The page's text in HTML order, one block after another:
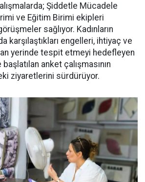
Şiddetle Mücadele
ve Eğitim Birimi ekipleri
sağlıyor. Kadınların
karşılaştıkları engelleri, ihtiyaç ve
yerinde tespit etmeyi hedefleyen
anket çalışmasının
ziyaretlerini sürdürüyor.